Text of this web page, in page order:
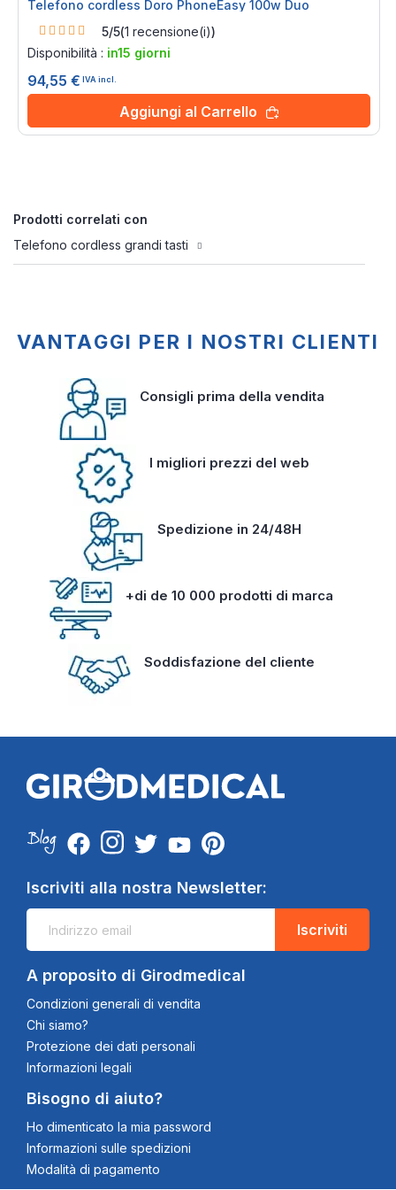
Telefono cordless Doro PhoneEasy 100w Duo
Rating:
5/5(1 recensione(i))
Disponibilità : in15 giorni
94,55 € IVA incl.
Aggiungi al Carrello
Prodotti correlati con
Telefono cordless grandi tasti
VANTAGGI PER I NOSTRI CLIENTI
Consigli prima della vendita
I migliori prezzi del web
Spedizione in 24/48H
+di de 10 000 prodotti di marca
Soddisfazione del cliente
Iscriviti alla nostra Newsletter:
Iscriviti
A proposito di Girodmedical
Condizioni generali di vendita
Chi siamo?
Protezione dei dati personali
Informazioni legali
Bisogno di aiuto?
Ho dimenticato la mia password
Informazioni sulle spedizioni
Modalità di pagamento